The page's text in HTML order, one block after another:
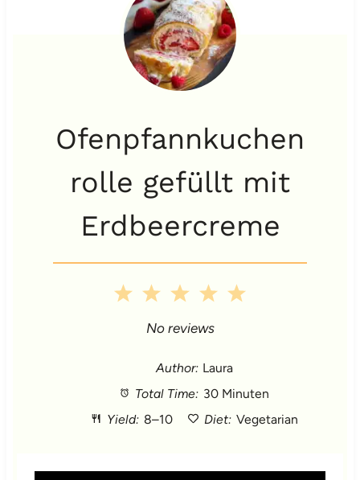
Ofenpfannkuchen
rolle gefüllt mit
Erdbeercreme
5
a
s
4
t
a
s
3
S
t
a
s
2
S
t
a
s
1
a
No reviews
Author: Laura
Total Time: 30 Minuten
Yield: 8–10 Diet: Vegetarian